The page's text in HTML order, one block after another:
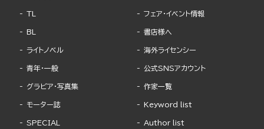
TL
BL
ライトノベル
青年・一般
グラビア・写真集
モーター誌
SPECIAL
フェア・イベント情報
書店様へ
海外ライセンシー
公式SNSアカウント
作家一覧
Keyword list
Author list